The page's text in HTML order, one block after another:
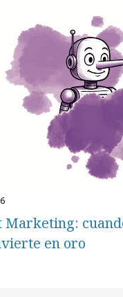
Marketing:
en oro